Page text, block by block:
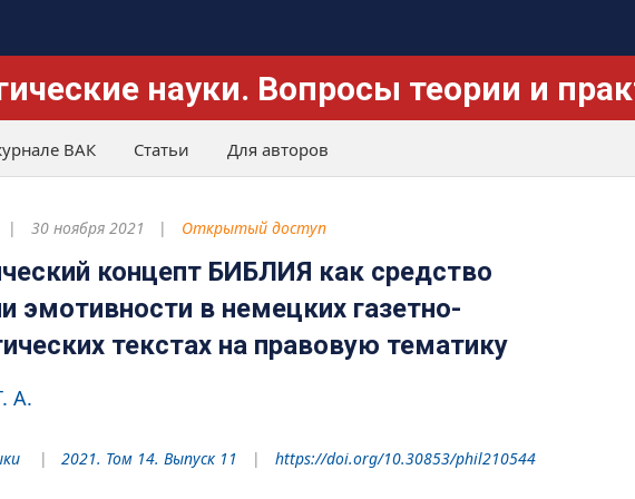
науки. Вопросы теории и
ВАК Статьи Для авторов
30 ноября 2021 Открытый доступ
концепт БИБЛИЯ как средство
эмотивности в немецких газетно-
текстах на правовую тематику
А.
2021. Том 14. Выпуск 11 https://doi.org/10.30853/phil210544